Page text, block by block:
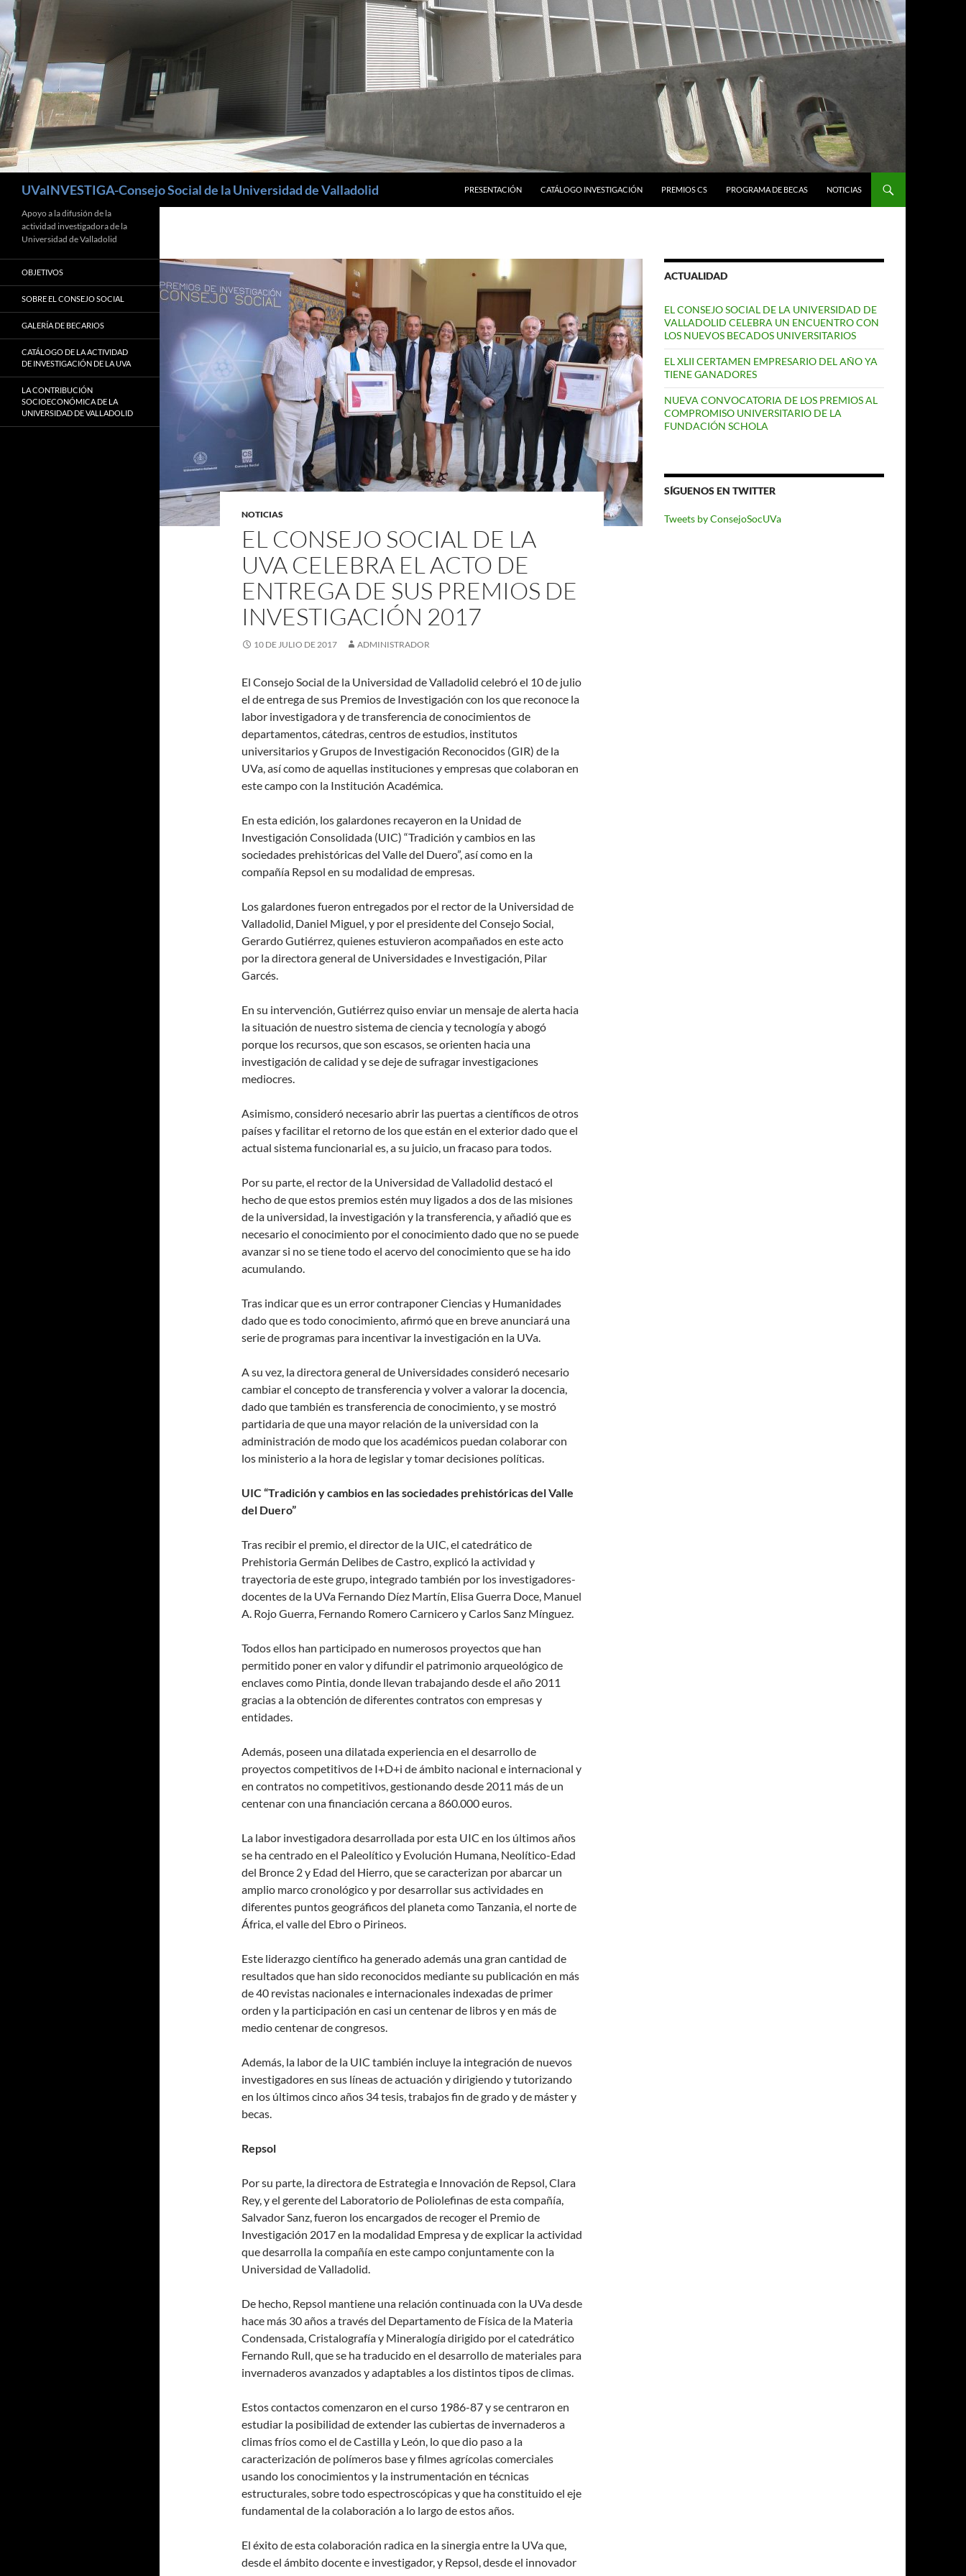
UVaINVESTIGA-Consejo Social de la Universidad de Valladolid
PRESENTACIÓN
CATÁLOGO INVESTIGACIÓN PREMIOS CS PROGRAMA DE BECAS NOTICIAS
NOTICIAS
EL CONSEJO SOCIAL DE LA
UVA CELEBRA EL ACTO DE
ENTREGA DE SUS PREMIOS DE
INVESTIGACIÓN 2017
10 DE JULIO DE 2017 ADMINISTRADOR
El Consejo Social de la Universidad de Valladolid celebró el 10 de julio
el de entrega de sus Premios de Investigación con los que reconoce la
labor investigadora y de transferencia de conocimientos de
departamentos, cátedras, centros de estudios, institutos
universitarios y Grupos de Investigación Reconocidos (GIR) de la
UVa, así como de aquellas instituciones y empresas que colaboran en
este campo con la Institución Académica.
En esta edición, los galardones recayeron en la Unidad de
Investigación Consolidada (UIC) “Tradición y cambios en las
sociedades prehistóricas del Valle del Duero”, así como en la
compañía Repsol en su modalidad de empresas.
Los galardones fueron entregados por el rector de la Universidad de
Valladolid, Daniel Miguel, y por el presidente del Consejo Social,
Gerardo Gutiérrez, quienes estuvieron acompañados en este acto
por la directora general de Universidades e Investigación, Pilar
Garcés.
En su intervención, Gutiérrez quiso enviar un mensaje de alerta hacia
la situación de nuestro sistema de ciencia y tecnología y abogó
porque los recursos, que son escasos, se orienten hacia una
investigación de calidad y se deje de sufragar investigaciones
mediocres.
Asimismo, consideró necesario abrir las puertas a científicos de otros
países y facilitar el retorno de los que están en el exterior dado que el
actual sistema funcionarial es, a su juicio, un fracaso para todos.
Por su parte, el rector de la Universidad de Valladolid destacó el
hecho de que estos premios estén muy ligados a dos de las misiones
de la universidad, la investigación y la transferencia, y añadió que es
necesario el conocimiento por el conocimiento dado que no se puede
avanzar si no se tiene todo el acervo del conocimiento que se ha ido
acumulando.
Tras indicar que es un error contraponer Ciencias y Humanidades
dado que es todo conocimiento, afirmó que en breve anunciará una
serie de programas para incentivar la investigación en la UVa.
A su vez, la directora general de Universidades consideró necesario
cambiar el concepto de transferencia y volver a valorar la docencia,
dado que también es transferencia de conocimiento, y se mostró
partidaria de que una mayor relación de la universidad con la
administración de modo que los académicos puedan colaborar con
los ministerio a la hora de legislar y tomar decisiones políticas.
UIC “Tradición y cambios en las sociedades prehistóricas del Valle
del Duero”
Tras recibir el premio, el director de la UIC, el catedrático de
Prehistoria Germán Delibes de Castro, explicó la actividad y
trayectoria de este grupo, integrado también por los investigadores-
docentes de la UVa Fernando Díez Martín, Elisa Guerra Doce, Manuel
A. Rojo Guerra, Fernando Romero Carnicero y Carlos Sanz Mínguez.
Todos ellos han participado en numerosos proyectos que han
permitido poner en valor y difundir el patrimonio arqueológico de
enclaves como Pintia, donde llevan trabajando desde el año 2011
gracias a la obtención de diferentes contratos con empresas y
entidades.
Además, poseen una dilatada experiencia en el desarrollo de
proyectos competitivos de I+D+i de ámbito nacional e internacional y
en contratos no competitivos, gestionando desde 2011 más de un
centenar con una financiación cercana a 860.000 euros.
La labor investigadora desarrollada por esta UIC en los últimos años
se ha centrado en el Paleolítico y Evolución Humana, Neolítico-Edad
del Bronce 2 y Edad del Hierro, que se caracterizan por abarcar un
amplio marco cronológico y por desarrollar sus actividades en
diferentes puntos geográficos del planeta como Tanzania, el norte de
África, el valle del Ebro o Pirineos.
Este liderazgo científico ha generado además una gran cantidad de
resultados que han sido reconocidos mediante su publicación en más
de 40 revistas nacionales e internacionales indexadas de primer
orden y la participación en casi un centenar de libros y en más de
medio centenar de congresos.
Además, la labor de la UIC también incluye la integración de nuevos
investigadores en sus líneas de actuación y dirigiendo y tutorizando
en los últimos cinco años 34 tesis, trabajos fin de grado y de máster y
becas.
Repsol
Por su parte, la directora de Estrategia e Innovación de Repsol, Clara
Rey, y el gerente del Laboratorio de Poliolefinas de esta compañía,
Salvador Sanz, fueron los encargados de recoger el Premio de
Investigación 2017 en la modalidad Empresa y de explicar la actividad
que desarrolla la compañía en este campo conjuntamente con la
Universidad de Valladolid.
De hecho, Repsol mantiene una relación continuada con la UVa desde
hace más 30 años a través del Departamento de Física de la Materia
Condensada, Cristalografía y Mineralogía dirigido por el catedrático
Fernando Rull, que se ha traducido en el desarrollo de materiales para
invernaderos avanzados y adaptables a los distintos tipos de climas.
Estos contactos comenzaron en el curso 1986-87 y se centraron en
estudiar la posibilidad de extender las cubiertas de invernaderos a
climas fríos como el de Castilla y León, lo que dio paso a la
caracterización de polímeros base y filmes agrícolas comerciales
usando los conocimientos y la instrumentación en técnicas
estructurales, sobre todo espectroscópicas y que ha constituido el eje
fundamental de la colaboración a lo largo de estos años.
El éxito de esta colaboración radica en la sinergia entre la UVa que,
desde el ámbito docente e investigador, y Repsol, desde el innovador
ACTUALIDAD
EL CONSEJO SOCIAL DE LA UNIVERSIDAD DE
VALLADOLID CELEBRA UN ENCUENTRO CON
LOS NUEVOS BECADOS UNIVERSITARIOS
EL XLII CERTAMEN EMPRESARIO DEL AÑO YA
TIENE GANADORES
NUEVA CONVOCATORIA DE LOS PREMIOS AL
COMPROMISO UNIVERSITARIO DE LA
FUNDACIÓN SCHOLA
SÍGUENOS EN TWITTER
Tweets by ConsejoSocUVa
Apoyo a la difusión de la
actividad investigadora de la
Universidad de Valladolid
OBJETIVOS
SOBRE EL CONSEJO SOCIAL
GALERÍA DE BECARIOS
CATÁLOGO DE LA ACTIVIDAD
DE INVESTIGACIÓN DE LA UVA
LA CONTRIBUCIÓN
SOCIOECONÓMICA DE LA
UNIVERSIDAD DE VALLADOLID